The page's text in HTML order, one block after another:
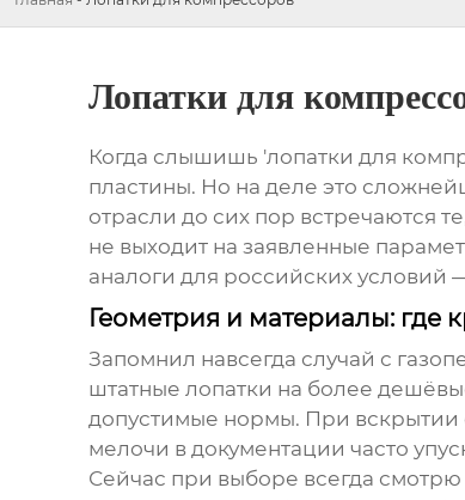
Лопатки для
Когда слышишь 'лопатки для
пластины. Но на деле это
отрасли до сих пор встречаются
не выходит на заявленные
аналоги для российских условий
Геометрия и материалы: где
Запомнил навсегда случай с
штатные лопатки на более
допустимые нормы. При вскрытии
мелочи в документации часто
Сейчас при выборе всегда